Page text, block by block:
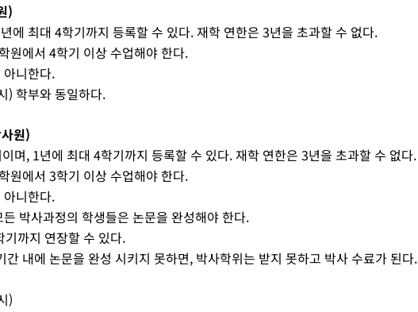
)
에 최대 4학기까지 등록할 수 있다. 재학 연한은 3년을 초과할 수 없다.
원에서 4학기 이상 수업해야 한다.
니한다.
) 학부와 동일하다.
원)
며, 1년에 최대 4학기까지 등록할 수 있다. 재학 연한은 3년을 초과할 수 없다.
원에서 3학기 이상 수업해야 한다.
니한다.
박사과정의 학생들은 논문을 완성해야 한다.
까지 연장할 수 있다.
내에 논문을 완성 시키지 못하면, 박사학위는 받지 못하고 박사 수료가 된다.
)